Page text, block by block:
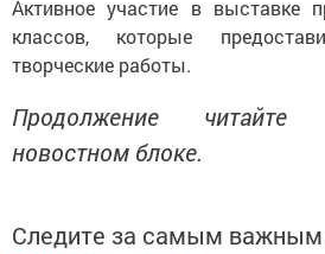
Активное участие в выставке
классов, которые
творческие работы.
Продолжение
новостном блоке.
Следите за самым